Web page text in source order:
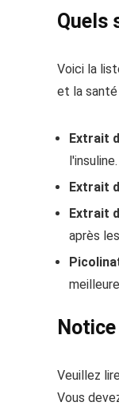
Quels
Voici la
et la
Extrait
l'insuline.
Extrait
Extrait
après
Veuillez
Vous